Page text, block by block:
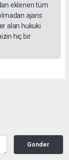
eklenen tüm
ajans
alan hukuki
hiç bir
Gonder